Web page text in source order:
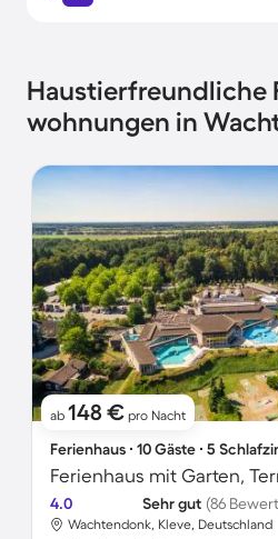
Haustierfreundliche
wohnungen in
ab 148 € pro Nacht
Ferienhaus ∙ 10 Gäste ∙ 5
Ferienhaus mit Garten,
4.0 Sehr gut (86
Wachtendonk, Kleve, Deutschland